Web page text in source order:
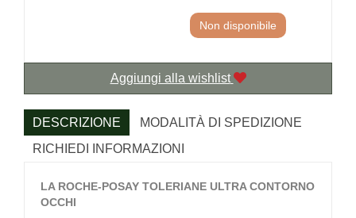
Non disponibile
Aggiungi alla wishlist
DESCRIZIONE
MODALITÀ DI SPEDIZIONE
RICHIEDI INFORMAZIONI
LA ROCHE-POSAY TOLERIANE ULTRA CONTORNO
OCCHI